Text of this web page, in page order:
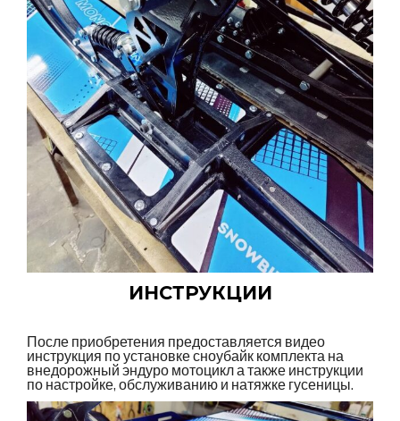
ИНСТРУКЦИИ
После приобретения предоставляется видео
инструкция по установке сноубайк комплекта на
внедорожный эндуро мотоцикл а также инструкции
по настройке, обслуживанию и натяжке гусеницы.